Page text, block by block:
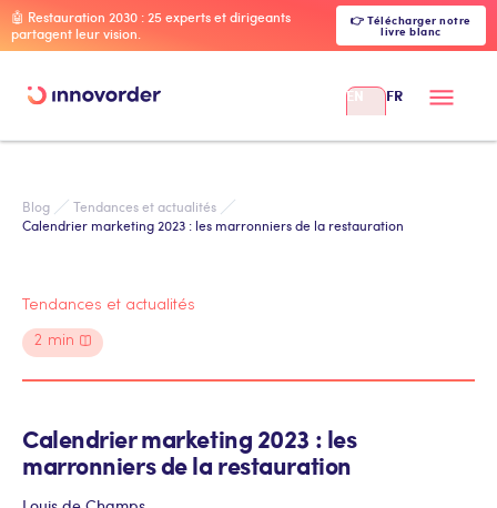
🤖 Restauration 2030 : 25 experts et dirigeants
partagent leur vision.
👉 Télécharger notre
livre blanc
EN FR
Blog
Tendances et actualités
Calendrier marketing 2023 : les marronniers de la restauration
Tendances et actualités
2 min
Calendrier marketing 2023 : les
marronniers de la restauration